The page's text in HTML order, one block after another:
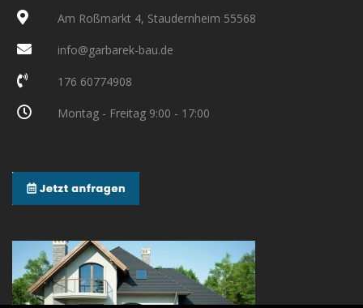
Am Roßmarkt 4, Staudernheim 55568
info@garbarek-bau.de
176 60774908
Montag - Freitag 9:00 - 17:00